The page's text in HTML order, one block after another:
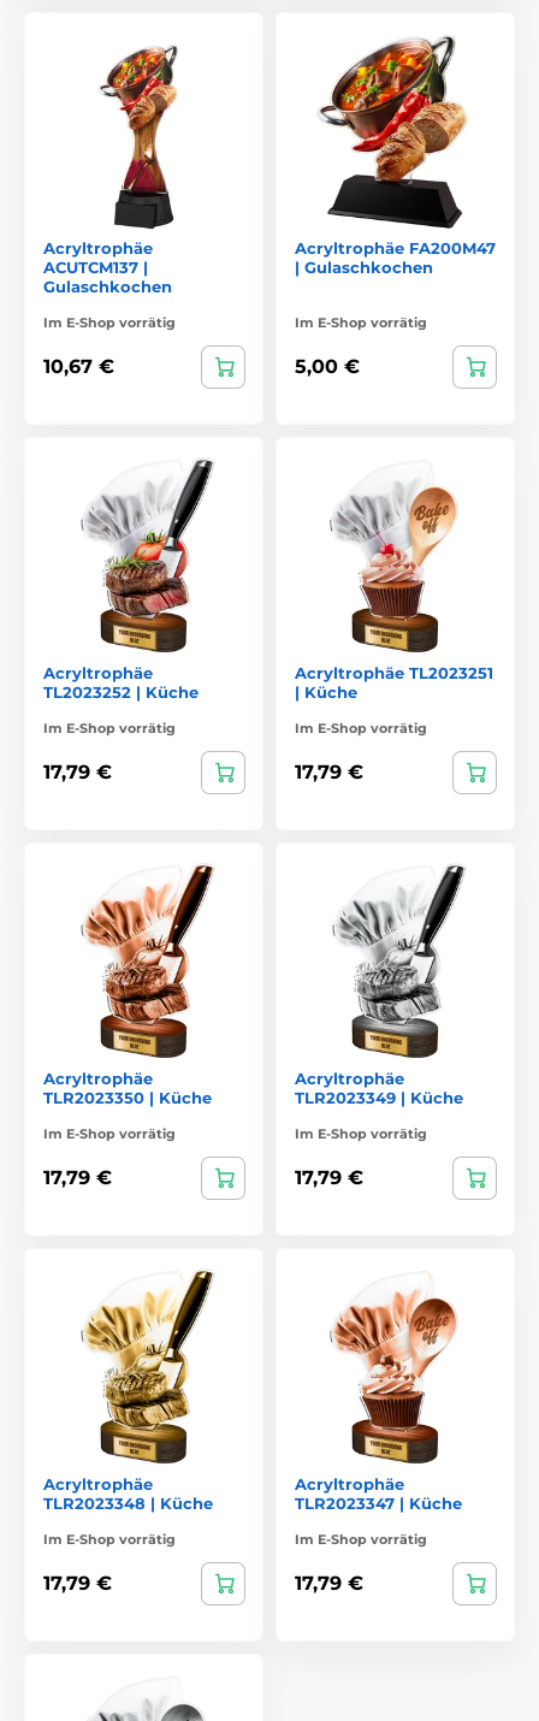
Acryltrophäe
ACUTCM137 |
Gulaschkochen
Im E-Shop vorrätig
10,67 €
Acryltrophäe FA200M47
| Gulaschkochen
Im E-Shop vorrätig
5,00 €
Acryltrophäe
TL2023252 | Küche
Im E-Shop vorrätig
17,79 €
Acryltrophäe TL2023251
| Küche
Im E-Shop vorrätig
17,79 €
Acryltrophäe
TLR2023350 | Küche
Im E-Shop vorrätig
17,79 €
Acryltrophäe
TLR2023349 | Küche
Im E-Shop vorrätig
17,79 €
Acryltrophäe
TLR2023348 | Küche
Im E-Shop vorrätig
17,79 €
Acryltrophäe
TLR2023347 | Küche
Im E-Shop vorrätig
17,79 €